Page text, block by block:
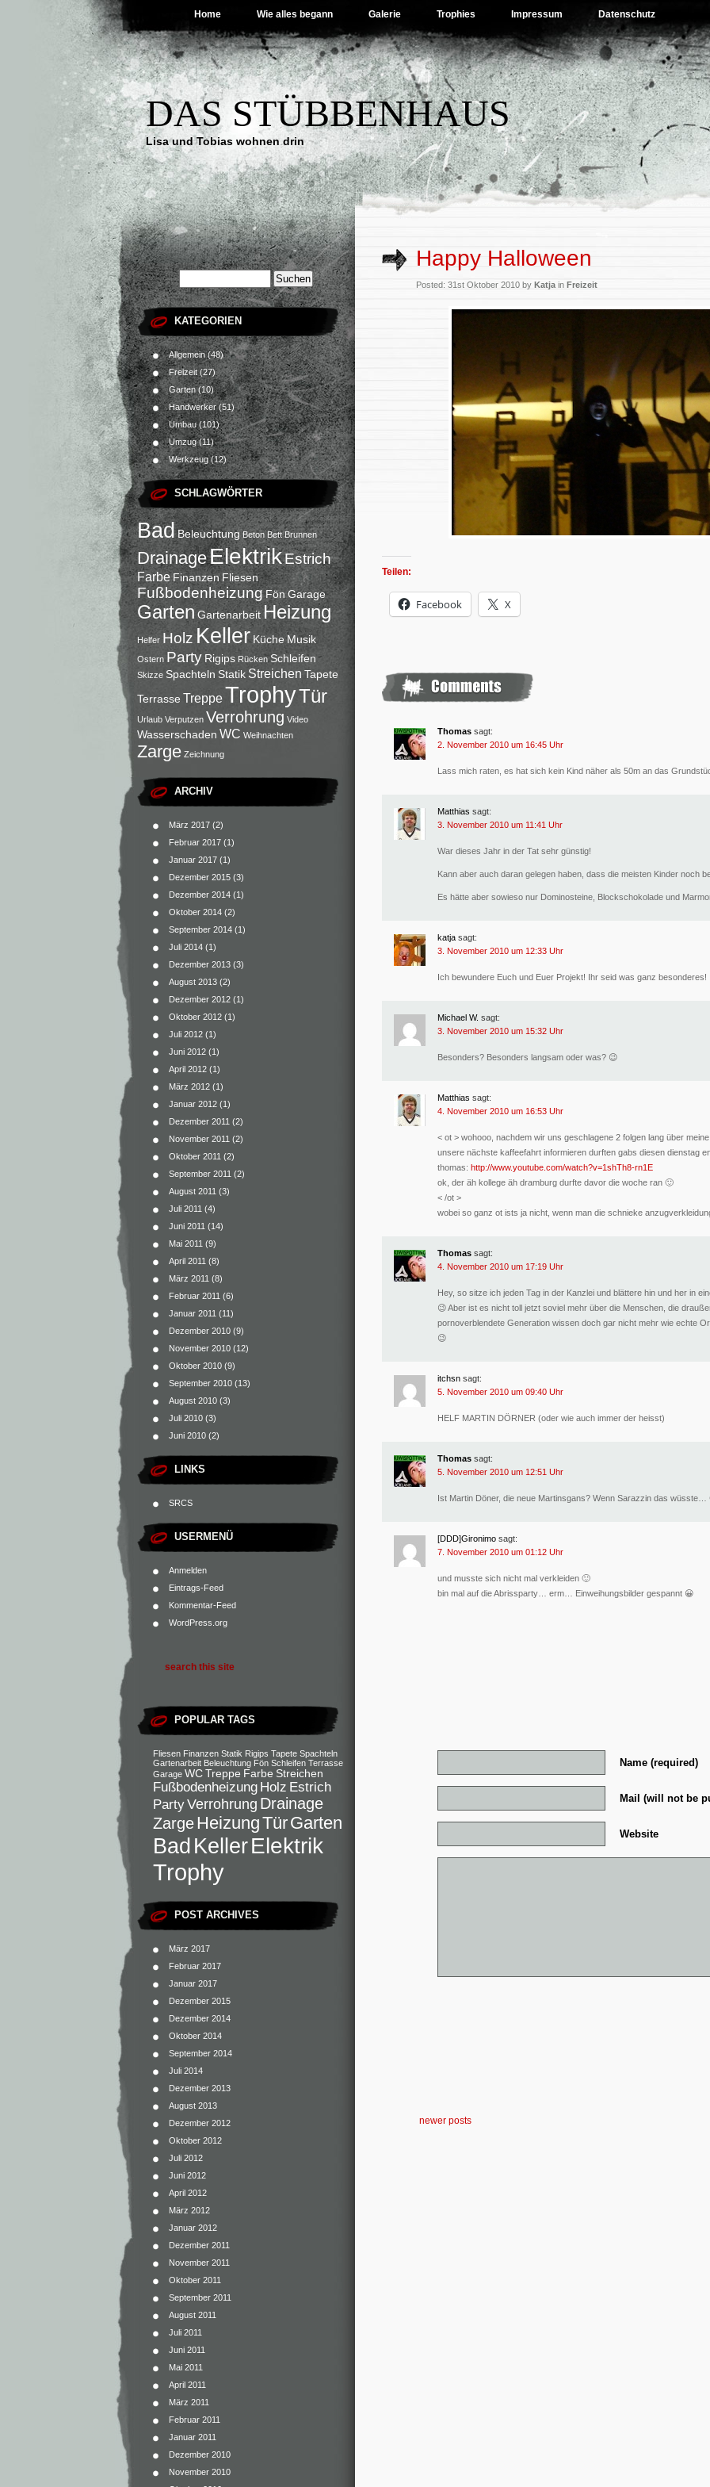
Home Wie alles begann Galerie Trophies Impressum Datenschutz
DAS STÜBBENHAUS
Lisa und Tobias wohnen drin
KATEGORIEN
Allgemein(48)
Freizeit (27)
Garten(10)
Handwerker(51)
Umbau(101)
Umzug(11)
Werkzeug(12)
SCHLAGWÖRTER
BadBeleuchtung Beton Bett Brunnen
DrainageElektrikEstrich
Farbe FinanzenFliesen
Fußbodenheizung Fön Garage
Garten Gartenarbeit Heizung
Helfer Holz Keller Küche Musik
Ostern Party Rigips Rücken Schleifen
Skizze Spachteln StatikStreichen Tapete
Terrasse TreppeTrophyTür
Urlaub Verputzen Verrohrung Video
Wasserschaden WC Weihnachten
Zarge Zeichnung
ARCHIV
März 2017 (2)
Februar 2017 (1)
Januar 2017 (1)
Dezember 2015 (3)
Dezember 2014 (1)
Oktober 2014 (2)
September 2014 (1)
Juli 2014 (1)
Dezember 2013 (3)
August 2013 (2)
Dezember 2012 (1)
Oktober 2012 (1)
Juli 2012 (1)
Juni 2012 (1)
April 2012 (1)
März 2012 (1)
Januar 2012 (1)
Dezember 2011 (2)
November 2011 (2)
Oktober 2011 (2)
September 2011 (2)
August 2011 (3)
Juli 2011 (4)
Juni 2011 (14)
Mai 2011 (9)
April 2011 (8)
März 2011 (8)
Februar 2011 (6)
Januar 2011 (11)
Dezember 2010 (9)
November 2010 (12)
Oktober 2010 (9)
September 2010 (13)
August 2010 (3)
Juli 2010 (3)
Juni 2010 (2)
LINKS
SRCS
USERMENÜ
Anmelden
Eintrags-Feed
Kommentar-Feed
WordPress.org
POPULAR TAGS
Fliesen Finanzen Statik Rigips Tapete Spachteln
Gartenarbeit Beleuchtung Fön Schleifen Terrasse
Garage WC Treppe Farbe Streichen
Fußbodenheizung Holz Estrich
PartyVerrohrung Drainage
ZargeHeizungTürGarten
Bad KellerElektrik
Trophy
POST ARCHIVES
März 2017
Februar 2017
Januar 2017
Dezember 2015
Dezember 2014
Oktober 2014
September 2014
Juli 2014
Dezember 2013
August 2013
Dezember 2012
Oktober 2012
Juli 2012
Juni 2012
April 2012
März 2012
Januar 2012
Dezember 2011
November 2011
Oktober 2011
September 2011
August 2011
Juli 2011
Juni 2011
Mai 2011
April 2011
März 2011
Februar 2011
Januar 2011
Dezember 2010
November 2010
Happy Halloween
Posted: 31st Oktober 2010 by Katja in Freizeit
Teilen:
Facebook X
Thomas sagt:
2. November 2010 um 16:45 Uhr
Lass mich raten, es hat sich kein Kind näher als 50m an das
Matthias sagt:
3. November 2010 um 11:41 Uhr
War dieses Jahr in der Tat sehr günstig!
Kann aber auch daran gelegen haben, dass die meisten Kinder noch
Es hätte aber sowieso nur Dominosteine, Blockschokolade und
katja sagt:
3. November 2010 um 12:33 Uhr
Ich bewundere Euch und Euer Projekt! Ihr seid was ganz besonderes!
Michael W. sagt:
3. November 2010 um 15:32 Uhr
Besonders? Besonders langsam oder was? 😉
Matthias sagt:
4. November 2010 um 16:53 Uhr
< ot > wohooo, nachdem wir uns geschlagene 2 folgen lang über
unsere nächste kaffeefahrt informieren durften gabs diesen dienstag
thomas: http://www.youtube.com/watch?v=1shTh8-rn1E
ok, der äh kollege äh dramburg durfte davor die woche ran 🙂
< /ot >
wobei so ganz ot ists ja nicht, wenn man die schnieke
Thomas sagt:
4. November 2010 um 17:19 Uhr
Hey, so sitze ich jeden Tag in der Kanzlei und blättere hin und her in
😉 Aber ist es nicht toll jetzt soviel mehr über die Menschen, die
pornoverblendete Generation wissen doch gar nicht mehr wie echte
😉
itchsn sagt:
5. November 2010 um 09:40 Uhr
HELF MARTIN DÖRNER (oder wie auch immer der heisst)
Thomas sagt:
5. November 2010 um 12:51 Uhr
Ist Martin Döner, die neue Martinsgans? Wenn Sarazzin das wüsste…
[DDD]Gironimo sagt:
7. November 2010 um 01:12 Uhr
und musste sich nicht mal verkleiden 🙂
bin mal auf die Abrissparty… erm… Einweihungsbilder gespannt 😀
Name (required)
Mail (will not be
Website
newer posts